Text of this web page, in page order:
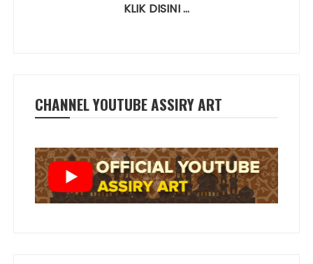
KLIK DISINI …
CHANNEL YOUTUBE ASSIRY ART